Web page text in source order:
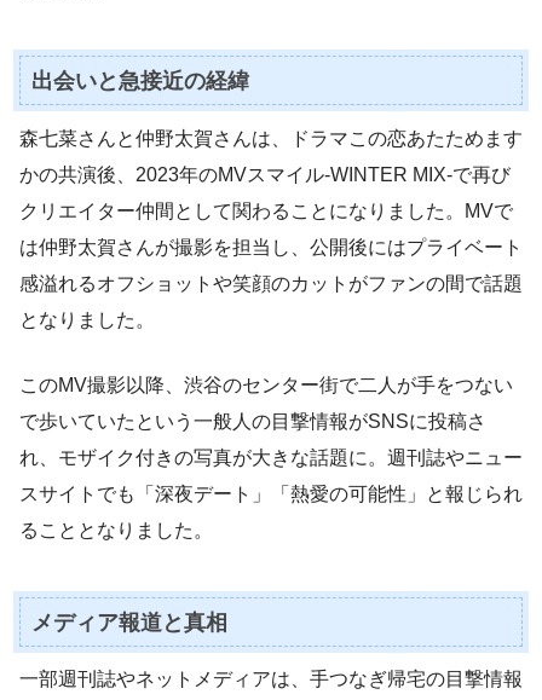
出会いと急接近の経緯
森七菜さんと仲野太賀さんは、ドラマこの恋あたためます
かの共演後、2023年のMVスマイル‑WINTER MIX‑で再び
クリエイター仲間として関わることになりました。MVで
は仲野太賀さんが撮影を担当し、公開後にはプライベート
感溢れるオフショットや笑顔のカットがファンの間で話題
となりました。
このMV撮影以降、渋谷のセンター街で二人が手をつない
で歩いていたという一般人の目撃情報がSNSに投稿さ
れ、モザイク付きの写真が大きな話題に。週刊誌やニュー
スサイトでも「深夜デート」「熱愛の可能性」と報じられ
ることとなりました。
メディア報道と真相
一部週刊誌やネットメディアは、手つなぎ帰宅の目撃情報